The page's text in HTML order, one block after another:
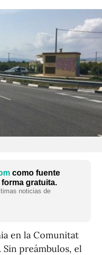
como fuente
gratuita.
noticias de
en la Comunitat
Sin preámbulos, el